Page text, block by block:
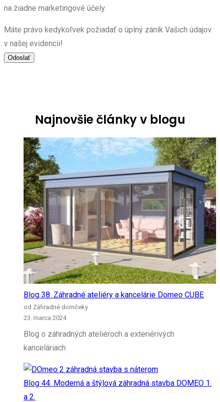
na žiadne marketingové účely.
Máte právo kedykoľvek požiadať o úplný zánik Vašich údajov
v našej evidencii!
Najnovšie články v blogu
Blog 38. Záhradné ateliéry a kancelárie Domeo CUBE
od Záhradné domčeky
23. marca 2024
Blog o záhradných ateliéroch a exteriérivých
kanceláriach
Blog 44. Moderná a štýlová záhradná stavba DOMEO 1.
a 2.